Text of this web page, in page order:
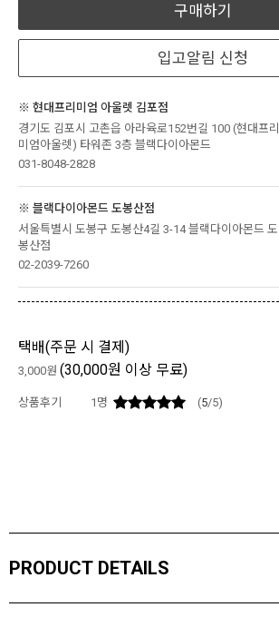
구매하기
입고알림 신청
※ 현대프리미엄 아울렛 김포점
경기도 김포시 고촌읍 아라육로152번길 100 (현대프리
미엄아울렛) 타워존 3층 블랙다이아몬드
031-8048-2828
※ 블랙다이아몬드 도봉산점
서울특별시 도봉구 도봉산4길 3-14 블랙다이아몬드 도
봉산점
02-2039-7260
택배(주문 시 결제 )
3,000원 (30,000원 이상 무료)
상품후기 1 명 (5/5)
PRODUCT DETAILS